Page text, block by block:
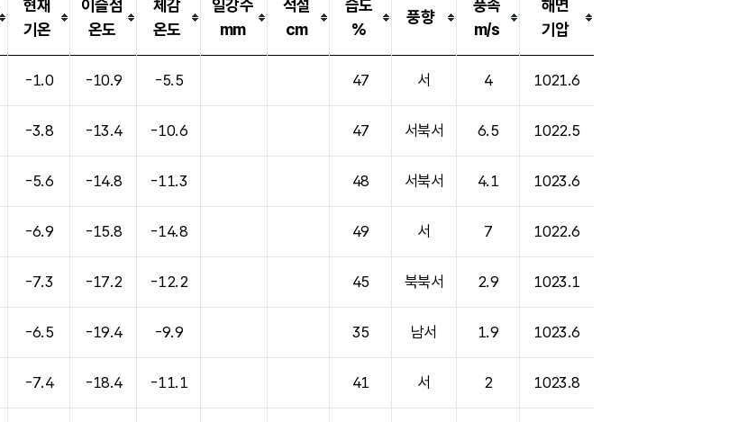
현재
기온
이슬점
온도
체감
온도
일강수
mm
적설
cm
습도
%
풍향
풍속
m/s
해면
기압
-1.0 -10.9 -5.5 47 서 4 1021.6
-3.8 -13.4 -10.6 47 서북서 6.5 1022.5
-5.6 -14.8 -11.3 48 서북서 4.1 1023.6
-6.9 -15.8 -14.8 49 서 7 1022.6
-7.3 -17.2 -12.2 45 북북서 2.9 1023.1
-6.5 -19.4 -9.9 35 남서 1.9 1023.6
-7.4 -18.4 -11.1 41 서 2 1023.8